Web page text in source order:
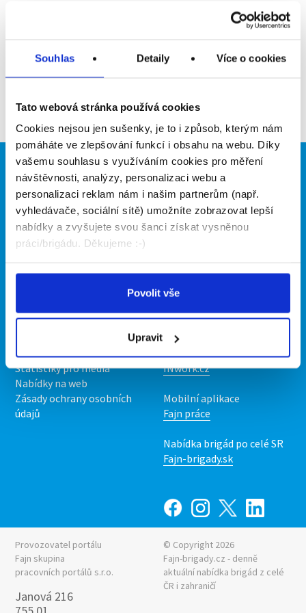
Souhlas Detaily Více o cookies
Tato webová stránka používá cookies
Cookies nejsou jen sušenky, je to i způsob, kterým nám
pomáháte ve zlepšování funkcí i obsahu na webu. Díky
vašemu souhlasu s využíváním cookies pro měření
návštěvnosti, analýzy, personalizaci webu a
personalizaci reklam nám i našim partnerům (např.
vyhledávače, sociální sítě) umožníte zobrazovat lepší
nabídky a zvyšujete svou šanci získat vysněnou
práci/brigádu. Děkujeme :-)
Povolit vše
Upravit
Brigádníci
Články
Hledané brigády
Firmy
Vložit inzerát
Ceník
Propagace
O portálu
Kontakt
O nás
Upravit předvolby cookies
Statistiky pro média
Nabídky na web
Zásady ochrany osobních
údajů
Fajn brigády
Nabídka práce z celé ČR
INwork.cz
Mobilní aplikace
Fajn práce
Nabídka brigád po celé SR
Fajn-brigady.sk
Provozovatel portálu
Fajn skupina
pracovních portálů s.r.o.
Janová 216
© Copyright 2026
Fajn-brigady.cz - denně
aktuální nabídka brigád z celé
ČR i zahraničí